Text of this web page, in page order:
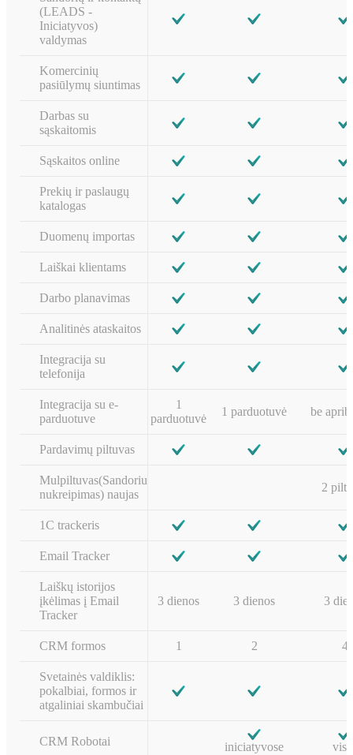
(LEADS -
Iniciatyvos)
valdymas
Komercinių
pasiūlymų siuntimas
Darbas su
sąskaitomis
Sąskaitos online
Prekių ir paslaugų
katalogas
Duomenų importas
Laiškai klientams
Darbo planavimas
Analitinės ataskaitos
Integracija su
telefonija
Integracija su e-
parduotuve
1
parduotuvė
1 parduotuvė be
Pardavimų piltuvas
Mulpiltuvas(Sandoriu
nukreipimas) naujas
2
1C trackeris
Email Tracker
Laiškų istorijos
įkėlimas į Email
Tracker
3 dienos 3 dienos 3
CRM formos 1 2 4
Svetainės valdiklis:
pokalbiai, formos ir
atgaliniai skambučiai
CRM Robotai iniciatyvose